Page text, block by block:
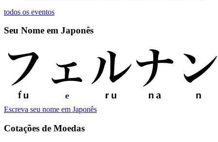
todos os eventos
Seu Nome em Japonês
Escreva seu nome em Japonês
Cotações de Moedas